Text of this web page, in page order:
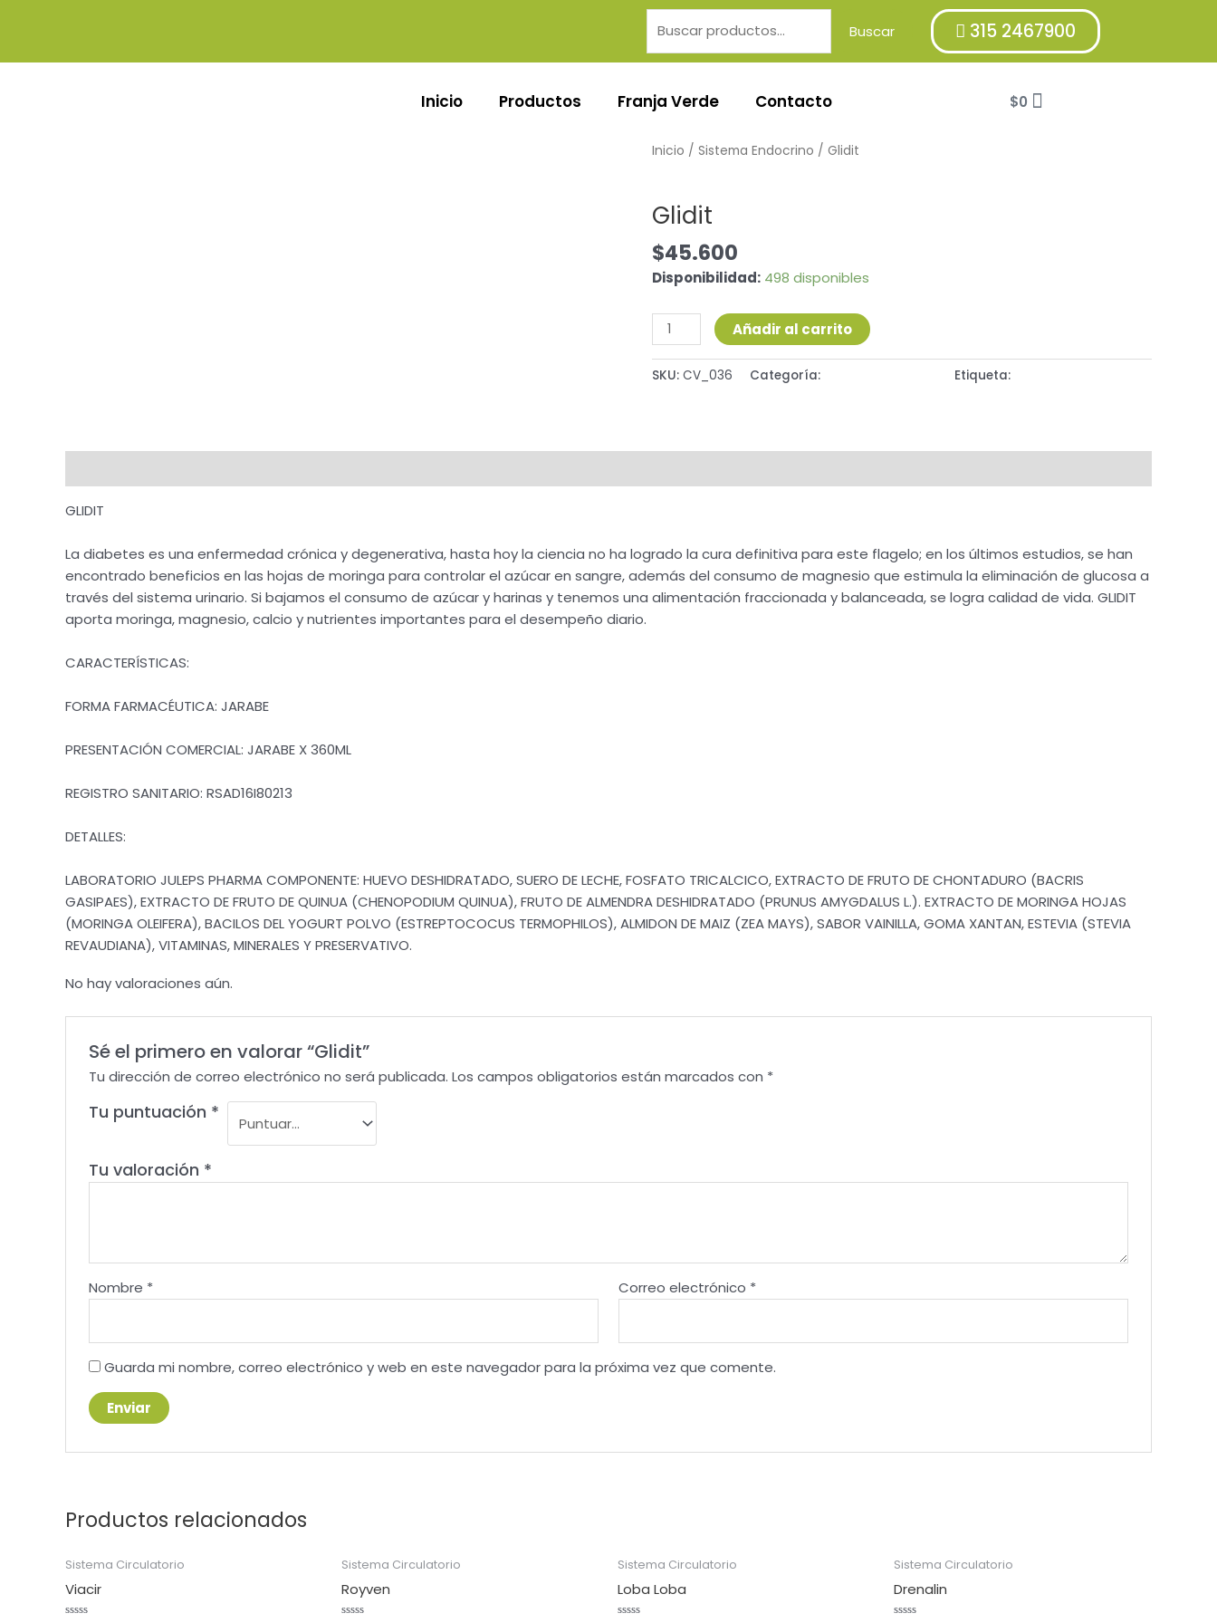
por:
Buscar 315 2467900
Inicio Productos Franja Verde Contacto $0
Inicio / Sistema Endocrino / Glidit
Glidit
$45.600
Disponibilidad: 498 disponibles
Glidit
Añadir al carrito
SKU: CV_036 Categoría: Etiqueta:
GLIDIT
La diabetes es una enfermedad crónica y degenerativa, hasta hoy la ciencia no ha logrado la cura definitiva para este flagelo; en los últimos estudios, se han
encontrado beneficios en las hojas de moringa para controlar el azúcar en sangre, además del consumo de magnesio que estimula la eliminación de glucosa a
través del sistema urinario. Si bajamos el consumo de azúcar y harinas y tenemos una alimentación fraccionada y balanceada, se logra calidad de vida. GLIDIT
aporta moringa, magnesio, calcio y nutrientes importantes para el desempeño diario.
CARACTERÍSTICAS:
FORMA FARMACÉUTICA: JARABE
PRESENTACIÓN COMERCIAL: JARABE X 360ML
REGISTRO SANITARIO: RSAD16I80213
DETALLES:
LABORATORIO JULEPS PHARMA COMPONENTE: HUEVO DESHIDRATADO, SUERO DE LECHE, FOSFATO TRICALCICO, EXTRACTO DE FRUTO DE CHONTADURO (BACRIS
GASIPAES), EXTRACTO DE FRUTO DE QUINUA (CHENOPODIUM QUINUA), FRUTO DE ALMENDRA DESHIDRATADO (PRUNUS AMYGDALUS L.). EXTRACTO DE MORINGA HOJAS
(MORINGA OLEIFERA), BACILOS DEL YOGURT POLVO (ESTREPTOCOCUS TERMOPHILOS), ALMIDON DE MAIZ (ZEA MAYS), SABOR VAINILLA, GOMA XANTAN, ESTEVIA (STEVIA
REVAUDIANA), VITAMINAS, MINERALES Y PRESERVATIVO.
No hay valoraciones aún.
Sé el primero en valorar “Glidit”
Tu dirección de correo electrónico no será publicada. Los campos obligatorios están marcados con *
Tu puntuación *
Tu valoración *
Nombre * Correo electrónico *
Guarda mi nombre, correo electrónico y web en este navegador para la próxima vez que comente.
Productos relacionados
Sistema Circulatorio
Viacir
Sistema Circulatorio
Royven
Sistema Circulatorio
Loba Loba
Sistema Circulatorio
Drenalin